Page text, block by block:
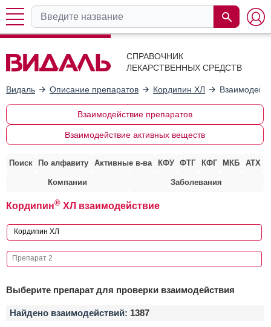
СПРАВОЧНИК
ЛЕКАРСТВЕННЫХ СРЕДСТВ
Видаль Описание препаратов Кордипин ХЛ
Взаимодействие препаратов
Взаимодействие активных веществ
Поиск По алфавиту Активные в-ва КФУ ФТГ КФГ МКБ АТХ
Компании Заболевания
Кордипин® ХЛ взаимодействие
Выберите препарат для проверки взаимодействия
Найдено взаимодействий: 1387